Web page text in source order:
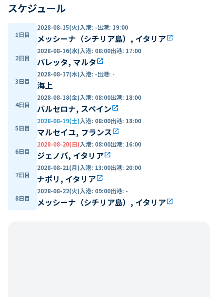
スケジュール
1日目
2028-08-15(火)入港: -出港: 19:00
メッシーナ（シチリア島）, イタリアopen_in_new
2日目
2028-08-16(水)入港: 08:00出港: 17:00
バレッタ, マルタopen_in_new
3日目
2028-08-17(木)入港: -出港: -
海上
4日目
2028-08-18(金)入港: 08:00出港: 18:00
バルセロナ, スペインopen_in_new
5日目
2028-08-19(土)入港: 08:00出港: 18:00
マルセイユ, フランスopen_in_new
6日目
2028-08-20(日)入港: 08:00出港: 16:00
ジェノバ, イタリアopen_in_new
7日目
2028-08-21(月)入港: 13:00出港: 20:00
ナポリ, イタリアopen_in_new
8日目
2028-08-22(火)入港: 09:00出港: -
メッシーナ（シチリア島）, イタリアopen_in_new